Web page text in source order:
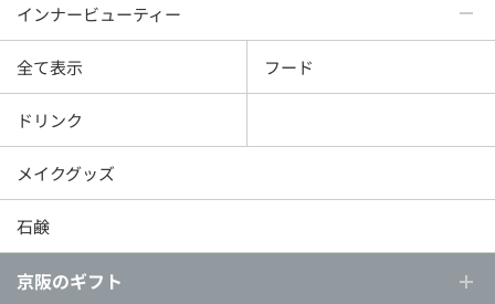
インナービューティー
全て表示 フード
ドリンク
メイクグッズ
石鹸
京阪のギフト